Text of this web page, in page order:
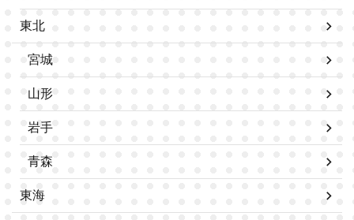
東北
宮城
山形
岩手
青森
東海